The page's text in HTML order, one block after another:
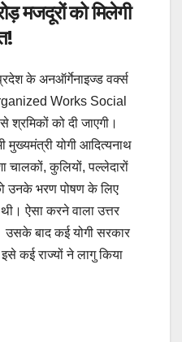
मजदूरों को मिलेगी
के अनऑर्गेनाइज्ड वर्क्स
Works Social
को दी जाएगी।
योगी आदित्यनाथ
चालकों, कुलियों, पल्लेदारों
उनके भरण पोषण के लिए
ऐसा करने वाला उत्तर
उसके बाद कई योगी सरकार
कई राज्यों ने लागु किया